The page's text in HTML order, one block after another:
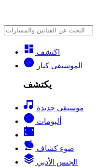
اكتشف
الموسيقى كبار
يكتشف
موسيقى جديدة
ألبومات
ضوء كشاف
الجنس الأدبي